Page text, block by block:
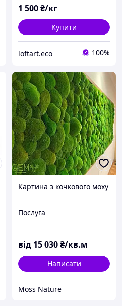
1 500₴/кг
Купити
loftart.eco 100%
Картина з кочкового моху
Послуга
від 15 030₴/кв.м
Написати
Moss Nature